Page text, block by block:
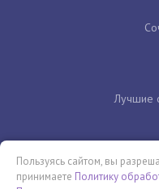
Лучшие
Пользуясь сайтом, вы
принимаете Политику